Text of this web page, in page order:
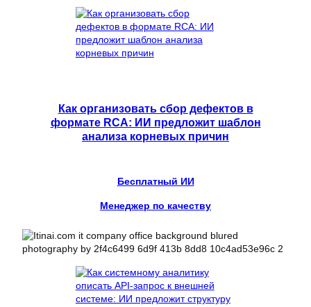
Как организовать сбор дефектов в
формате RCA: ИИ предложит шаблон
анализа корневых причин
Бесплатный ИИ
Менеджер по качеству